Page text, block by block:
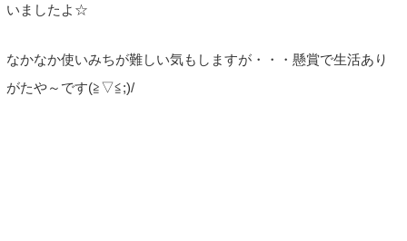
いましたよ☆
なかなか使いみちが難しい気もしますが・・・懸賞で生活あり
がたや～です(≧▽≦;)/